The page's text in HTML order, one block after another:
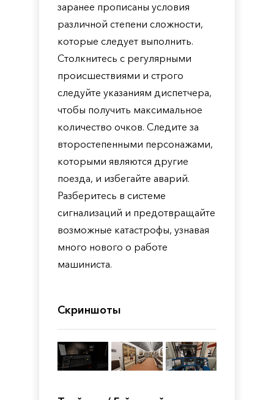
заранее прописаны условия
различной степени сложности,
которые следует выполнить.
Столкнитесь с регулярными
происшествиями и строго
следуйте указаниям диспетчера,
чтобы получить максимальное
количество очков. Следите за
второстепенными персонажами,
которыми являются другие
поезда, и избегайте аварий.
Разберитесь в системе
сигнализаций и предотвращайте
возможные катастрофы, узнавая
много нового о работе
машиниста.
Скриншоты